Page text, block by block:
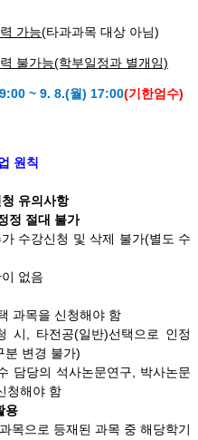
가능(타과과목 대상 아님)
불가능(학부일정과 별개임)
~ 9. 8.(월) 17:00(기한엄수)
원칙
유의사항
정 절대 불가
수강신청 및 삭제 불가(별도 수
없음
과목을 신청해야 함
시, 타전공(일반)선택으로 인정
분 변경 불가)
담당의 석사논문연구, 박사논문
청해야 함
용
으로 등재된 과목 중 해당학기